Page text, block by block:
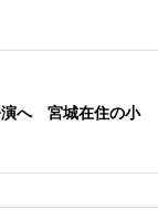
演へ 宮城在住の小